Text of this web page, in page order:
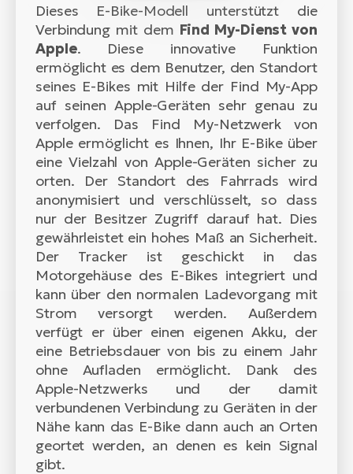
Dieses E-Bike-Modell unterstützt die
Verbindung mit dem Find My-Dienst von
Apple. Diese innovative Funktion
ermöglicht es dem Benutzer, den Standort
seines E-Bikes mit Hilfe der Find My-App
auf seinen Apple-Geräten sehr genau zu
verfolgen. Das Find My-Netzwerk von
Apple ermöglicht es Ihnen, Ihr E-Bike über
eine Vielzahl von Apple-Geräten sicher zu
orten. Der Standort des Fahrrads wird
anonymisiert und verschlüsselt, so dass
nur der Besitzer Zugriff darauf hat. Dies
gewährleistet ein hohes Maß an Sicherheit.
Der Tracker ist geschickt in das
Motorgehäuse des E-Bikes integriert und
kann über den normalen Ladevorgang mit
Strom versorgt werden. Außerdem
verfügt er über einen eigenen Akku, der
eine Betriebsdauer von bis zu einem Jahr
ohne Aufladen ermöglicht. Dank des
Apple-Netzwerks und der damit
verbundenen Verbindung zu Geräten in der
Nähe kann das E-Bike dann auch an Orten
geortet werden, an denen es kein Signal
gibt.